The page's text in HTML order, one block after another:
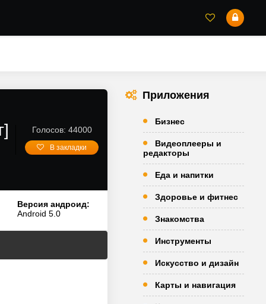
Голосов: 44000
В закладки
Версия андроид:
Android 5.0
Приложения
Бизнес
Видеоплееры и
редакторы
Еда и напитки
Здоровье и фитнес
Знакомства
Инструменты
Искусство и дизайн
Карты и навигация